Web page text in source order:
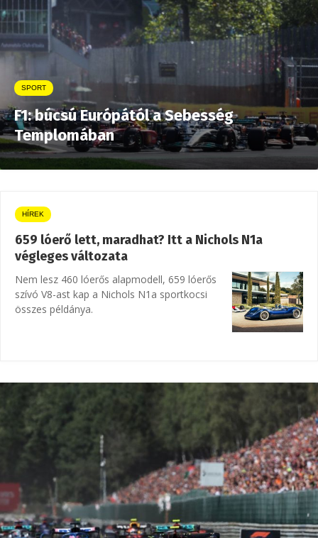
SPORT
F1: búcsú Európától a Sebesség
Templomában
HÍREK
659 lóerő lett, maradhat? Itt a Nichols N1a
végleges változata
Nem lesz 460 lóerős alapmodell, 659 lóerős
szívó V8-ast kap a Nichols N1a sportkocsi
összes példánya.